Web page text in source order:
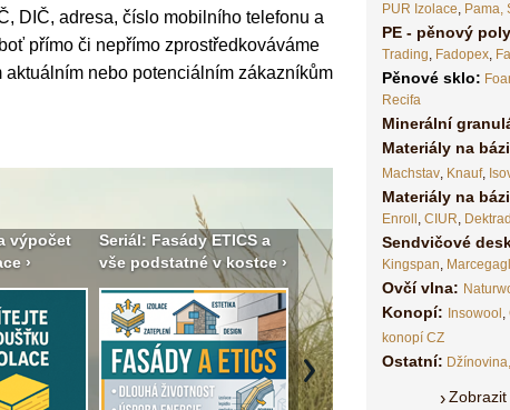
DIČ, adresa, číslo mobilního telefonu a
přímo či nepřímo zprostředkováváme
nebo potenciálním zákazníkům
výpočet
›
Seriál: Fasády ETICS a
vše podstatné v kostce ›
Vyberte si izolaci a pak ji
tady klidně poptejte ›
Next
PUR Izolace, Pama,
PE - pěnový
Trading, Fadopex,
Pěnové sklo:
Recifa
Minerální
Materiály na
Machstav, Knauf,
Materiály na
Enroll , CIUR,
Sendvičové
Kingspan,
Ovčí vlna:
Konopí: Insowool ,
konopí CZ
Ostatní: Džínovina,
Zobrazit